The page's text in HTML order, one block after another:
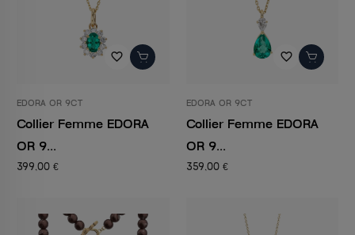
favorite_border
EDORA OR 9CT
Collier Femme EDORA
OR 9...
399,00 €
favorite_border
EDORA OR 9CT
Collier Femme EDORA
OR 9...
359,00 €